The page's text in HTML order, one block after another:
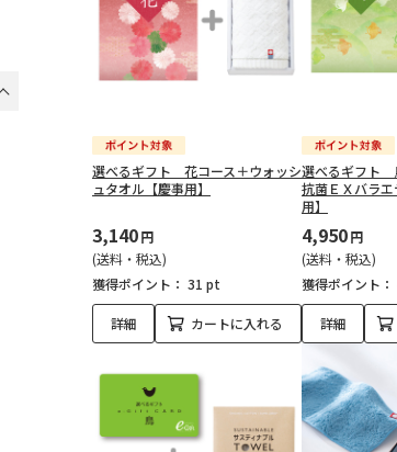
選べるギフト 花コース＋ウォッシ
ュタオル【慶事用】
3,140円
(送料・税込)
獲得ポイント： 31 pt
詳細 カートに入れる
選べるギフト
抗菌ＥＸバラ
用】
4,950円
(送料・税込)
獲得ポイント：
詳細